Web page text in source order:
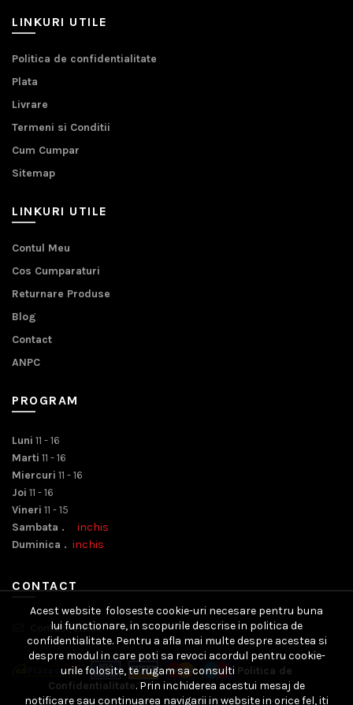
LINKURI UTILE
Politica de confidentialitate
Plata
Livrare
Termeni si Conditii
Cum Cumpar
Sitemap
LINKURI UTILE
Contul Meu
Cos Cumparaturi
Returnare Produse
Blog
Contact
ANPC
PROGRAM
Luni 11 - 16
Marti 11 - 16
Miercuri 11 - 16
Joi 11 - 16
Vineri 11 - 15
Sambata . inchis
Duminica . inchis
CONTACT
Contact Email
Acest website foloseste cookie-uri necesare pentru buna
lui functionare, in scopurile descrise in politica de
confidentialitate. Pentru a afla mai multe despre acestea si
despre modul in care poti sa revoci acordul pentru cookie-
urile folosite, te rugam sa consulti Politica de
Confidentialitate. Prin inchiderea acestui mesaj de
notificare sau continuarea navigarii in website in orice fel, iti